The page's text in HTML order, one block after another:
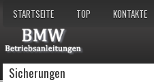
STARTSEITE TOP KONTAKTE
Sicherungen